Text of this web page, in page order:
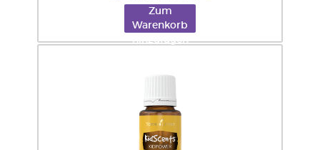
Zum
Warenkorb
hinzufügen